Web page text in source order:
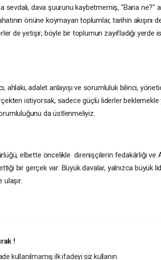
sevdalı, dava şuurunu kaybetmemiş, "Bana ne?"
önüne koymayan toplumlar, tarihin
de yetişir; böyle bir toplumun zayıfladığı yerde
ahlakı, adalet anlayışı ve sorumluluk bilinci,
istiyorsak, sadece güçlü liderler
da üstlenmeliyiz.
elbette öncelikle direnişçilerin fedakârlığı ve
bir gerçek var: Büyük davalar, yalnızca büyük
!
kullanılmamış ilk ifadeyi siz kullanın.